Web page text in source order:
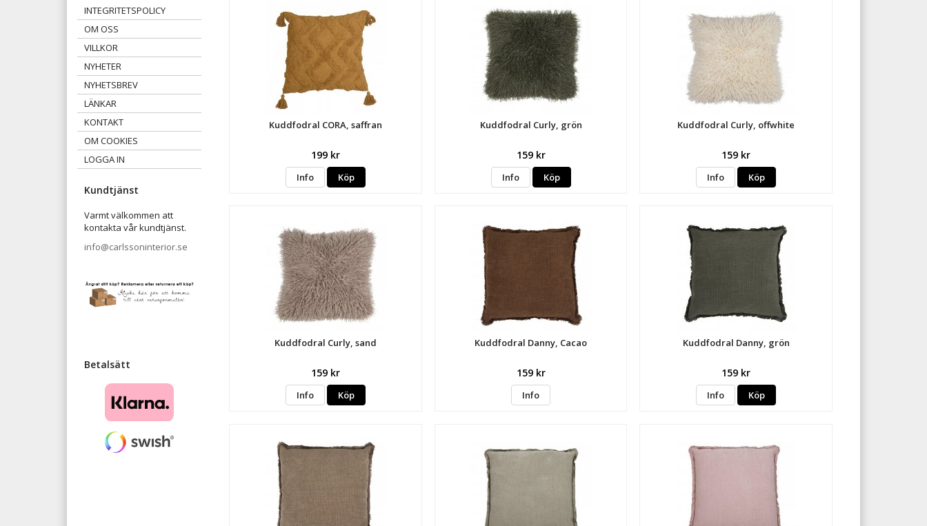
INTEGRITETSPOLICY
OM OSS
VILLKOR
NYHETER
NYHETSBREV
LÄNKAR
KONTAKT
OM COOKIES
LOGGA IN
Kundtjänst
Varmt välkommen att
kontakta vår kundtjänst.
info@carlssoninterior.se
Betalsätt
Kuddfodral CORA, saffran
199 kr
Info Köp
Kuddfodral Curly, grön
159 kr
Info Köp
Kuddfodral Curly, offwhite
159 kr
Info Köp
Kuddfodral Curly, sand
159 kr
Info Köp
Kuddfodral Danny, Cacao
159 kr
Info
Kuddfodral Danny, grön
159 kr
Info Köp